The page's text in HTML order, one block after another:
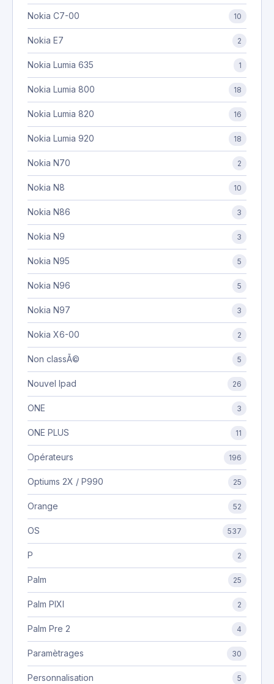
Nokia C7-00 10
Nokia E7 2
Nokia Lumia 635 1
Nokia Lumia 800 18
Nokia Lumia 820 16
Nokia Lumia 920 18
Nokia N70 2
Nokia N8 10
Nokia N86 3
Nokia N9 3
Nokia N95 5
Nokia N96 5
Nokia N97 3
Nokia X6-00 2
Non classÃ© 5
Nouvel Ipad 26
ONE 3
ONE PLUS 11
Opérateurs 196
Optiums 2X / P990 25
Orange 52
OS 537
P 2
Palm 25
Palm PIXI 2
Palm Pre 2 4
Paramètrages 30
Personnalisation 5